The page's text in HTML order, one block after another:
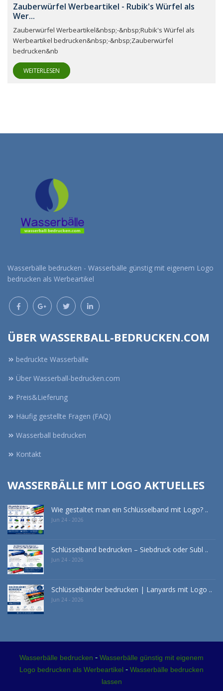
Zauberwürfel Werbeartikel - Rubik's Würfel als
Wer...
Zauberwürfel Werbeartikel&nbsp;-&nbsp;Rubik's Würfel als
Werbeartikel bedrucken&nbsp;-&nbsp;Zauberwürfel
bedrucken&nb
WEITERLESEN
Wasserbälle bedrucken - Wasserbälle günstig mit eigenem Logo
bedrucken als Werbeartikel
ÜBER WASSERBALL-BEDRUCKEN.COM
bedruckte Wasserbälle
Über Wasserball-bedrucken.com
Preis&Lieferung
Häufig gestellte Fragen (FAQ)
Wasserball bedrucken
Kontakt
WASSERBÄLLE MIT LOGO AKTUELLES
Wie gestaltet man ein Schlüsselband mit Logo? ..
Jun 24 - 2026
Schlüsselband bedrucken – Siebdruck oder Subl ..
Jun 24 - 2026
Schlüsselbänder bedrucken | Lanyards mit Logo ..
Jun 24 - 2026
Wasserbälle bedrucken - Wasserbälle günstig mit eigenem
Logo bedrucken als Werbeartikel - Wasserbälle bedrucken
lassen